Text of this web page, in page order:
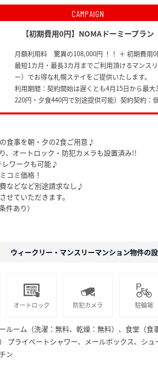
CAMPAIGN
【初期費用0円】NOMAドーミープラン
月額利用料 驚異の108,000円 ！！ ＋ 初期費用0
最短1カ月・最長3カ月までご利用頂けるマンス
ー）でお得な札幌ステイをご提供いたします。
利用期間：契約開始は遅くとも4月15日から最
220円・夕食440円で別途提供可能）契約契約：
食事を朝・夕の2食ご用意♪
、オートロック・防犯カメラも設置済み!!
レワークも可能♪
コミ価格！
などなど別途請求なし♪
ていただきます。
あり）
ウィークリー・マンスリーマンション物件の
オートロック 防犯カメラ 駐輪場
ルーム（洗濯：無料、乾燥：無料）、食堂（
プライベートシャワー、メールボックス、シュ
ン